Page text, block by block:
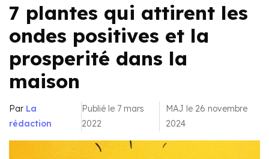
7 plantes qui attirent les
ondes positives et la
prosperité dans la
maison
Par La
rédaction
Publié le 7 mars
2022
MAJ le 26 novembre
2024